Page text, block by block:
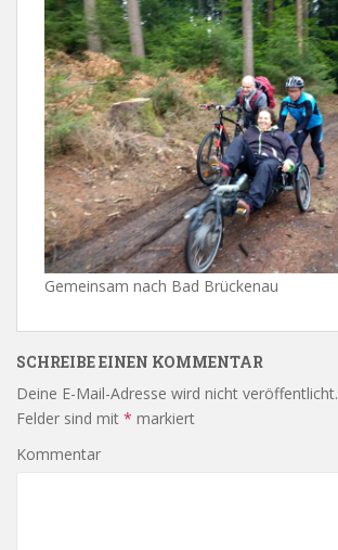
Gemeinsam nach Bad Brückenau
SCHREIBE EINEN KOMMENTAR
Deine E-Mail-Adresse wird nicht veröffentlicht.
Felder sind mit * markiert
Kommentar